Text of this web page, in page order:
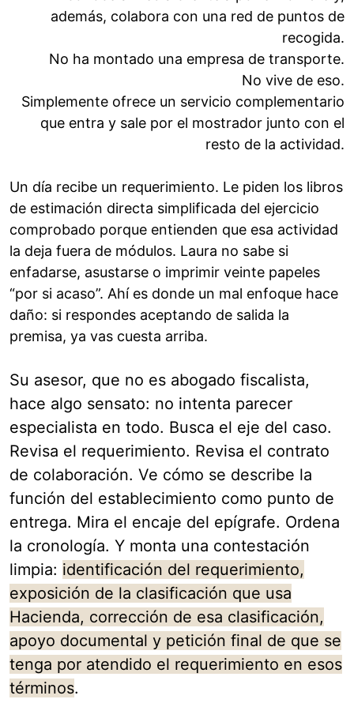
además, colabora con una red de puntos de
recogida.
No ha montado una empresa de transporte.
No vive de eso.
Simplemente ofrece un servicio complementario
que entra y sale por el mostrador junto con el
resto de la actividad.
Un día recibe un requerimiento. Le piden los libros
de estimación directa simplificada del ejercicio
comprobado porque entienden que esa actividad
la deja fuera de módulos. Laura no sabe si
enfadarse, asustarse o imprimir veinte papeles
“por si acaso”. Ahí es donde un mal enfoque hace
daño: si respondes aceptando de salida la
premisa, ya vas cuesta arriba.
Su asesor, que no es abogado fiscalista,
hace algo sensato: no intenta parecer
especialista en todo. Busca el eje del caso.
Revisa el requerimiento. Revisa el contrato
de colaboración. Ve cómo se describe la
función del establecimiento como punto de
entrega. Mira el encaje del epígrafe. Ordena
la cronología. Y monta una contestación
limpia: identificación del requerimiento,
exposición de la clasificación que usa
Hacienda, corrección de esa clasificación,
apoyo documental y petición final de que se
tenga por atendido el requerimiento en esos
términos.